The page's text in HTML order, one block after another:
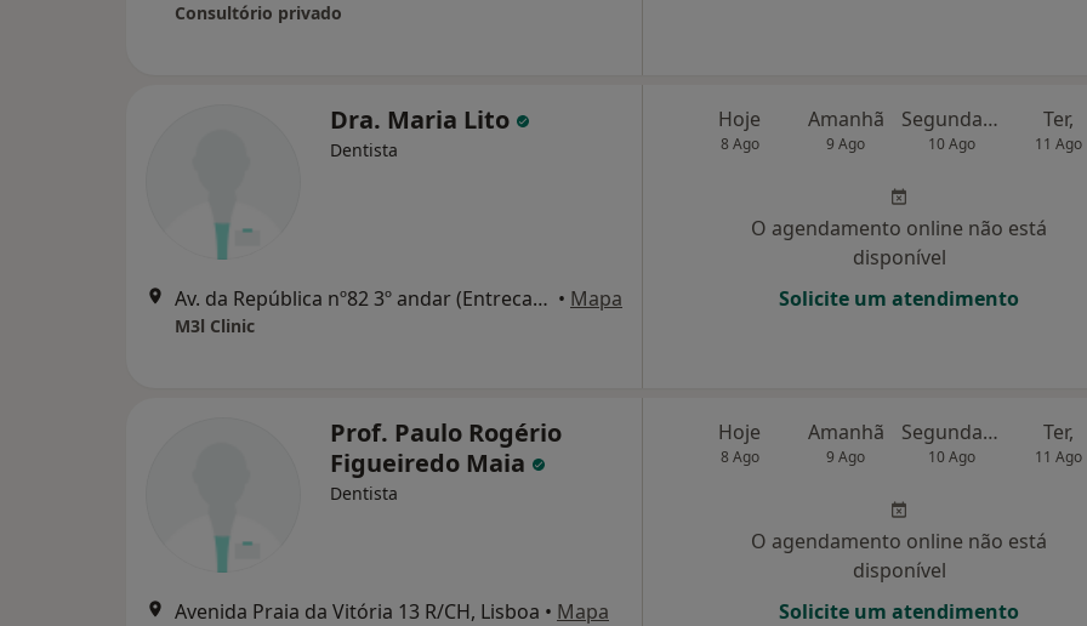
Consultório privado
Dra. Maria Lito
Dentista
Av. da República nº82 3º andar (Entrecampos) 1600-205 Lisboa, Lisboa • Mapa
M3l Clinic
Hoje
8 Ago
Amanhã
9 Ago
Segunda-feira
10 Ago
Ter,
11 Ago
O agendamento online não está
disponível
Solicite um atendimento
Prof. Paulo Rogério
Figueiredo Maia
Dentista
Avenida Praia da Vitória 13 R/CH, Lisboa • Mapa
Hoje
8 Ago
Amanhã
9 Ago
Segunda-feira
10 Ago
Ter,
11 Ago
O agendamento online não está
disponível
Solicite um atendimento